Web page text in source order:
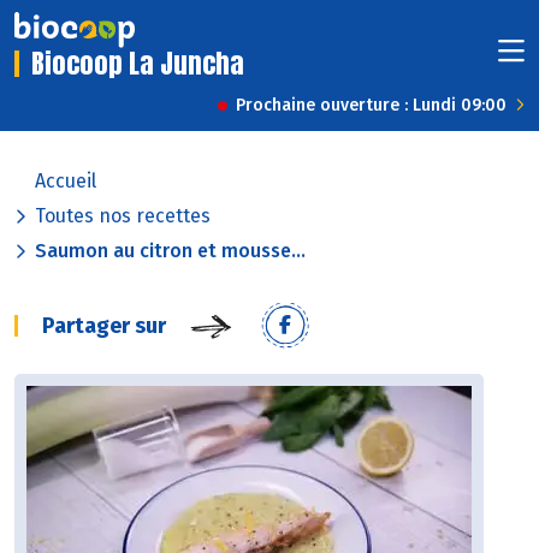
Biocoop La Juncha
Prochaine ouverture : Lundi 09:00
Accueil
Toutes nos recettes
Saumon au citron et mousse...
Partager sur